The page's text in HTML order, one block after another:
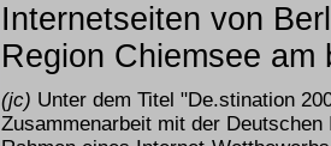
Internetseiten von
Region Chiemsee am
(jc) Unter dem Titel "De.stination
Zusammenarbeit mit der